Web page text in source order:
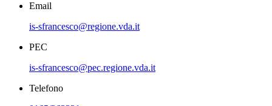
Email
is-sfrancesco@regione.vda.it
PEC
is-sfrancesco@pec.regione.vda.it
Telefono